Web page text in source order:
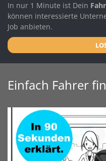
In nur 1 Minute ist Dein
können interessierte
Job anbieten.
Einfach Fahrer